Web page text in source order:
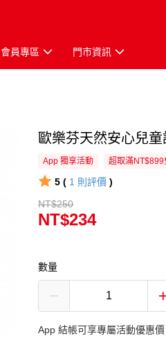
會員專區 門市資訊
歐樂芬天然安心兒
App 獨享活動 超取滿NT$899
5 ( 1 則評價 )
NT$250
NT$234
數量
App 結帳可享專屬活動優惠價